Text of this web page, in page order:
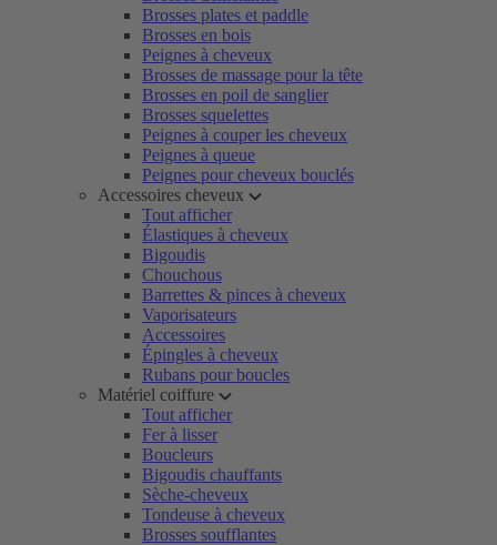
Brosses plates et paddle
Brosses en bois
Peignes à cheveux
Brosses de massage pour la tête
Brosses en poil de sanglier
Brosses squelettes
Peignes à couper les cheveux
Peignes à queue
Peignes pour cheveux bouclés
Accessoires cheveux
Tout afficher
Élastiques à cheveux
Bigoudis
Chouchous
Barrettes & pinces à cheveux
Vaporisateurs
Accessoires
Épingles à cheveux
Rubans pour boucles
Matériel coiffure
Tout afficher
Fer à lisser
Boucleurs
Bigoudis chauffants
Sèche-cheveux
Tondeuse à cheveux
Brosses soufflantes